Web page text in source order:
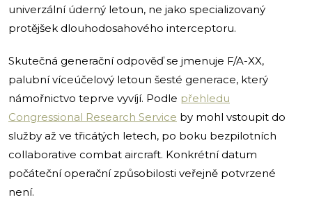
univerzální úderný letoun, ne jako specializovaný
protějšek dlouhodosahového interceptoru.
Skutečná generační odpověď se jmenuje F/A-XX,
palubní víceúčelový letoun šesté generace, který
námořnictvo teprve vyvíjí. Podle přehledu
Congressional Research Service by mohl vstoupit do
služby až ve třicátých letech, po boku bezpilotních
collaborative combat aircraft. Konkrétní datum
počáteční operační způsobilosti veřejně potvrzené
není.